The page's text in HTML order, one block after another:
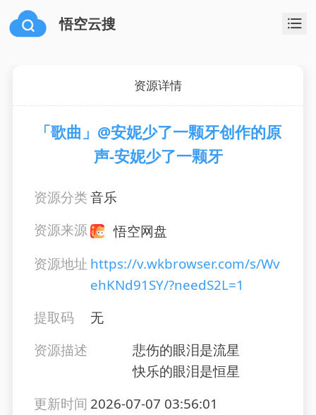
悟空云搜
资源详情
「歌曲」@安妮少了一颗牙创作的原
声-安妮少了一颗牙
资源分类音乐
资源来源
悟空网盘
资源地址 https://v.wkbrowser.com/s/Wv
ehKNd91SY/?needS2L=1
提取码
无
资源描述
悲伤的眼泪是流星
快乐的眼泪是恒星
更新时间 2026-07-07 03:56:01